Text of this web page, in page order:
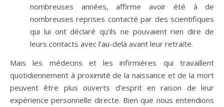
nombreuses années, affirme avoir été à de
nombreuses reprises contacté par des scientifiques
qui lui ont déclaré qu’ils ne pouvaient rien dire de
leurs contacts avec l’au-delà avant leur retraite.
Mais les médecins et les infirmières qui travaillent
quotidiennement à proximité de la naissance et de la mort
peuvent être plus ouverts d’esprit en raison de leur
expérience personnelle directe. Bien que nous entendions